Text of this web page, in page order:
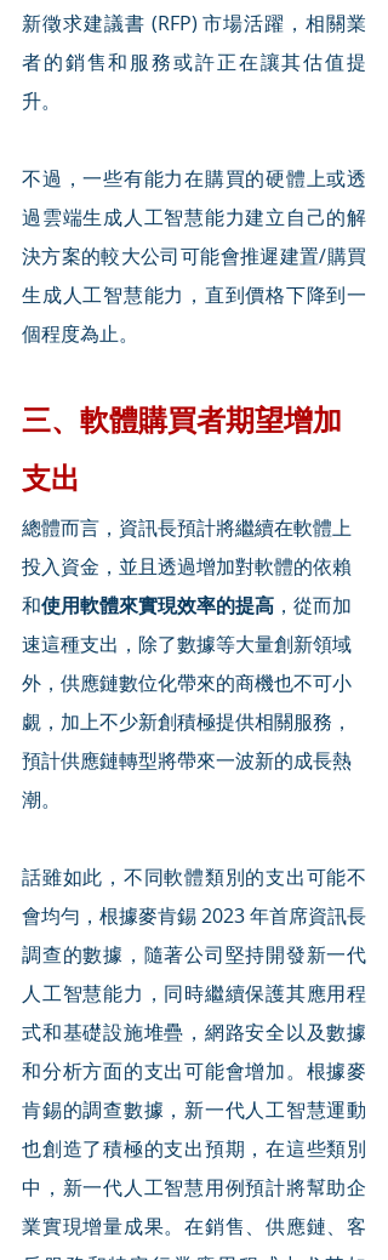
新徵求建議書 (RFP) 市場活躍，相關業
者的銷售和服務或許正在讓其估值提
升。
不過，一些有能力在購買的硬體上或透
過雲端生成人工智慧能力建立自己的解
決方案的較大公司可能會推遲建置/購買
生成人工智慧能力，直到價格下降到一
個程度為止。
三、軟體購買者期望增加
支出
總體而言，資訊長預計將繼續在軟體上
投入資金，並且透過增加對軟體的依賴
和使用軟體來實現效率的提高 ，從而加
速這種支出，除了數據等大量創新領域
外，供應鏈數位化帶來的商機也不可小
覷，加上不少新創積極提供相關服務，
預計供應鏈轉型將帶來一波新的成長熱
潮。
話雖如此，不同軟體類別的支出可能不
會均勻，根據麥肯錫 2023 年首席資訊長
調查的數據，隨著公司堅持開發新一代
人工智慧能力，同時繼續保護其應用程
式和基礎設施堆疊，網路安全以及數據
和分析方面的支出可能會增加。根據麥
肯錫的調查數據，新一代人工智慧運動
也創造了積極的支出預期，在這些類別
中，新一代人工智慧用例預計將幫助企
業實現增量成果。在銷售、供應鏈、客